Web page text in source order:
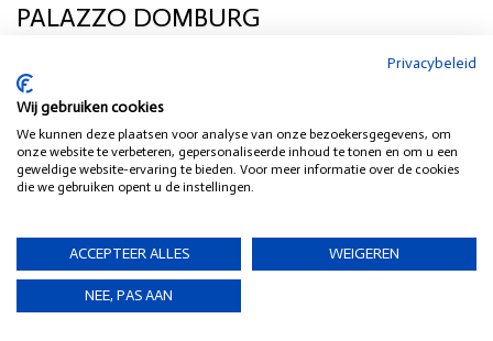
PALAZZO DOMBURG
KLANTENSERVICE
SOCIAL MEDIA
Privacybeleid
Wij gebruiken cookies
We kunnen deze plaatsen voor analyse van onze bezoekersgegevens, om
onze website te verbeteren, gepersonaliseerde inhoud te tonen en om u een
geweldige website-ervaring te bieden. Voor meer informatie over de cookies
die we gebruiken opent u de instellingen.
ACCEPTEER ALLES WEIGEREN
NEE, PAS AAN